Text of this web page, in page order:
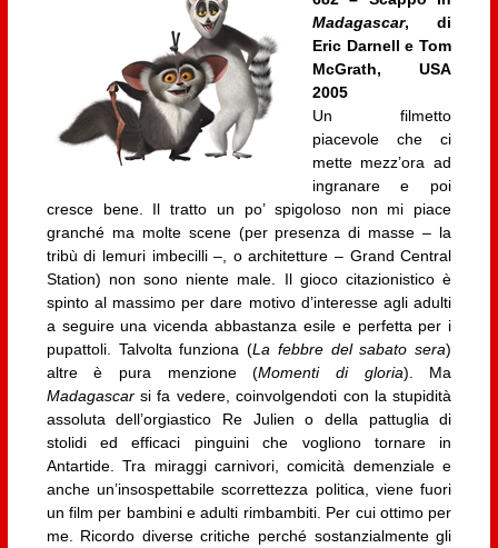
Madagascar, di
Eric Darnell e Tom
McGrath, USA
2005
Un filmetto
piacevole che ci
mette mezz’ora ad
ingranare e poi
cresce bene. Il tratto un po’ spigoloso non mi piace
granché ma molte scene (per presenza di masse – la
tribù di lemuri imbecilli –, o architetture – Grand Central
Station) non sono niente male. Il gioco citazionistico è
spinto al massimo per dare motivo d’interesse agli adulti
a seguire una vicenda abbastanza esile e perfetta per i
pupattoli. Talvolta funziona (La febbre del sabato sera)
altre è pura menzione (Momenti di gloria). Ma
Madagascarsi fa vedere, coinvolgendoti con la stupidità
assoluta dell’orgiastico Re Julien o della pattuglia di
stolidi ed efficaci pinguini che vogliono tornare in
Antartide. Tra miraggi carnivori, comicità demenziale e
anche un’insospettabile scorrettezza politica, viene fuori
un film per bambini e adulti rimbambiti. Per cui ottimo per
me. Ricordo diverse critiche perché sostanzialmente gli